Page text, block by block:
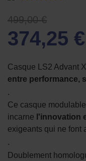
499,00 €
374,25 €
Casque LS2 Advant
entre performance,
.
Ce casque
incarne l'innovation
exigeants qui ne font
.
Doublement